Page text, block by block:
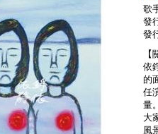
歌
發
發
依
的
任
量
大
風